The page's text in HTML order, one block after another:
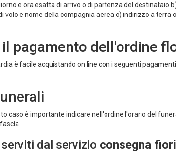
e ora esatta di arrivo o di partenza del destinataio
volo e nome della compagnia aerea c) indirizzo a terra
pagamento dell'ordine
è facile acquistando on line con i seguenti
caso è importante indicare nell'ordine l'orario del
dal servizio consegna